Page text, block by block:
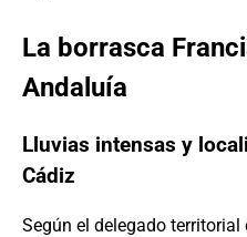
La borrasca
Andaluía
Lluvias intensas y
Cádiz
Según el delegado